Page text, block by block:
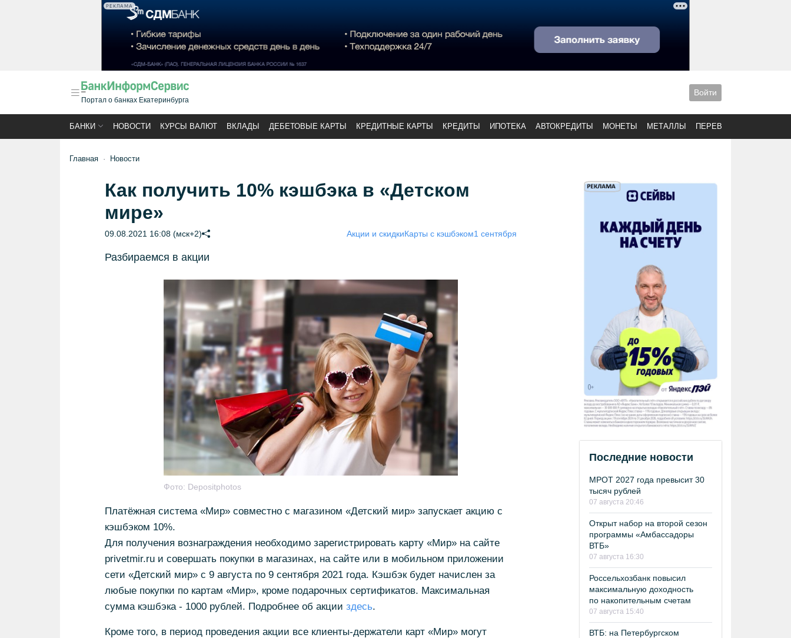
РЕКЛАМА
Портал о банках Екатеринбурга
Войти
БАНКИ НОВОСТИ КУРСЫ ВАЛЮТ ВКЛАДЫ ДЕБЕТОВЫЕ КАРТЫ КРЕДИТНЫЕ КАРТЫ КРЕДИТЫ ИПОТЕКА АВТОКРЕДИТЫ МОНЕТЫ МЕТАЛЛЫ ПЕРЕВОДЫ
Главная Новости
Как получить 10% кэшбэка в «Детском
мире»
09.08.2021 16:08 (мск+2) Акции и скидкиКарты с кэшбэком1 сентября
Разбираемся в акции
Фото: Depositphotos
Платёжная система «Мир» совместно с магазином «Детский мир» запускает акцию с
кэшбэком 10%.
Для получения вознаграждения необходимо зарегистрировать карту «Мир» на сайте
privetmir.ru и совершать покупки в магазинах, на сайте или в мобильном приложении
сети «Детский мир» с 9 августа по 9 сентября 2021 года. Кэшбэк будет начислен за
любые покупки по картам «Мир», кроме подарочных сертификатов. Максимальная
сумма кэшбэка - 1000 рублей. Подробнее об акции здесь.
Кроме того, в период проведения акции все клиенты-держатели карт «Мир» могут
Последние новости
МРОТ 2027 года превысит 30
тысяч рублей
07 августа 20:46
Открыт набор на второй сезон
программы «Амбассадоры
ВТБ»
07 августа 16:30
Россельхозбанк повысил
максимальную доходность
по накопительным счетам
07 августа 15:40
ВТБ: на Петербургском